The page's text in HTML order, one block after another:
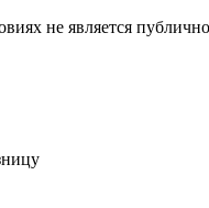
не является